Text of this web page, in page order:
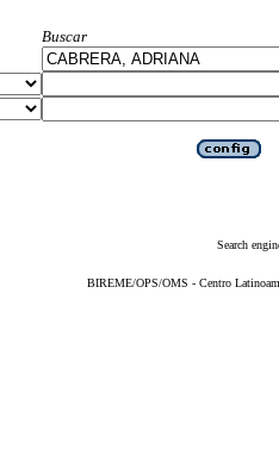
Buscar
Search
BIREME/OPS/OMS - Centro